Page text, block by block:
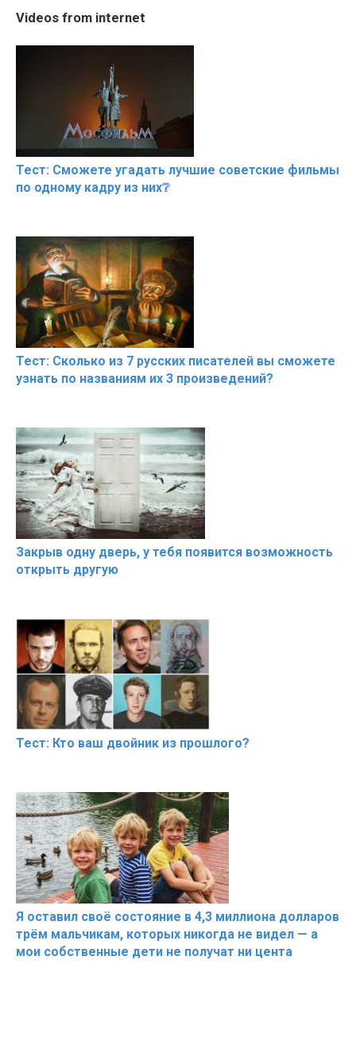
RONALDO and Fans
Beautiful Moments
Videos from internet
Тест: Сможете угадать лучшие советские фильмы
по одному кадру из них❔
Тест: Сколько из 7 русских писателей вы сможете
узнать по названиям их 3 произведений?
Закрыв одну дверь, у тебя появится возможность
открыть другую
Тест: Кто ваш двойник из прошлого?
Я оставил своё состояние в 4,3 миллиона долларов
трём мальчикам, которых никогда не видел — а
мои собственные дети не получат ни цента